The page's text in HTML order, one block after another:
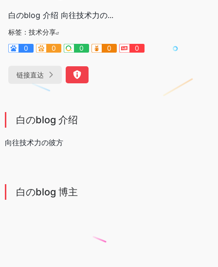
白のblog 介绍 向往技术力の...
标签： 技术分享
0
0 0 0 0
链接直达
白のblog 介绍
向往技术力の彼方
白のblog 博主